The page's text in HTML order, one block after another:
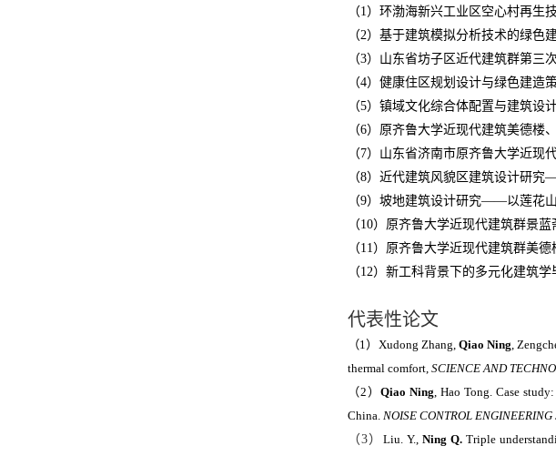
（1）环渤海新兴工业区空心村再生
（2）基于建筑模拟分析技术的绿色
（3）山东省坊子区近代建筑群第三
（4）健康住区规划设计与绿色建造
（5）镇域文化综合体配置与建筑设
（6）原齐鲁大学近现代建筑美德楼
（7）山东省济南市原齐鲁大学近现
（8）近代建筑风貌区建筑设计研究
（9）坡地建筑设计研究——以莲花
（10）原齐鲁大学近现代建筑群景蓝
（11）原齐鲁大学近现代建筑群美
（12）新工科背景下的多元化建筑
代表性论文
（1） Xudong Zhang, Qiao Ning,
thermal comfort, SCIENCE AND
（2 ） Qiao Ning, Hao Tong. Case
China. NOISE CONTROL ENGINEERING
（3） Liu. Y., Ning Q.Triple